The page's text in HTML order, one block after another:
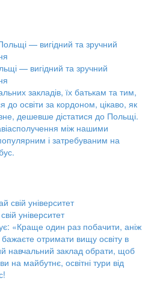
— вигідний та зручний
закладів, їх батькам та тим,
до освіти за кордоном, цікаво, як
дешевше дістатися до Польщі.
між нашими
і затребуваним на
університет
«Краще один раз побачити, аніж
отримати вищу освіту в
навчальний заклад обрати, щоб
на майбутнє, освітні тури від